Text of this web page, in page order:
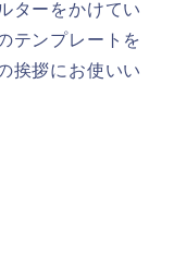
ターをかけてい
テンプレートを
挨拶にお使いい